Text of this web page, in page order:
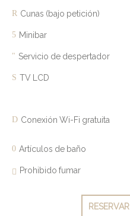
Cunas (bajo petición)
Minibar
Servicio de despertador
TV LCD
Conexión Wi-Fi gratuita
Artículos de baño
Prohibido fumar
RESERVAR